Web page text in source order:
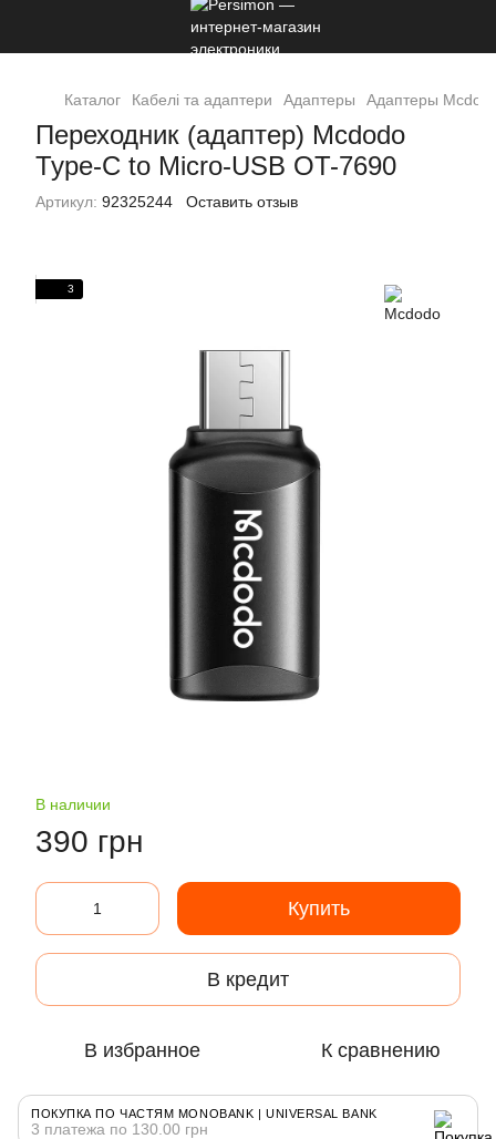
Каталог Кабелі та адаптери Адаптеры Адаптеры
Переходник (адаптер) Mcdodo
Type-C to Micro-USB OT-7690
Артикул: 92325244 Оставить отзыв
3
В наличии
390 грн
Купить
В кредит
В избранное К сравнению
ПОКУПКА ПО ЧАСТЯМ MONOBANK | UNIVERSAL BANK
3 платежа по 130.00 грн